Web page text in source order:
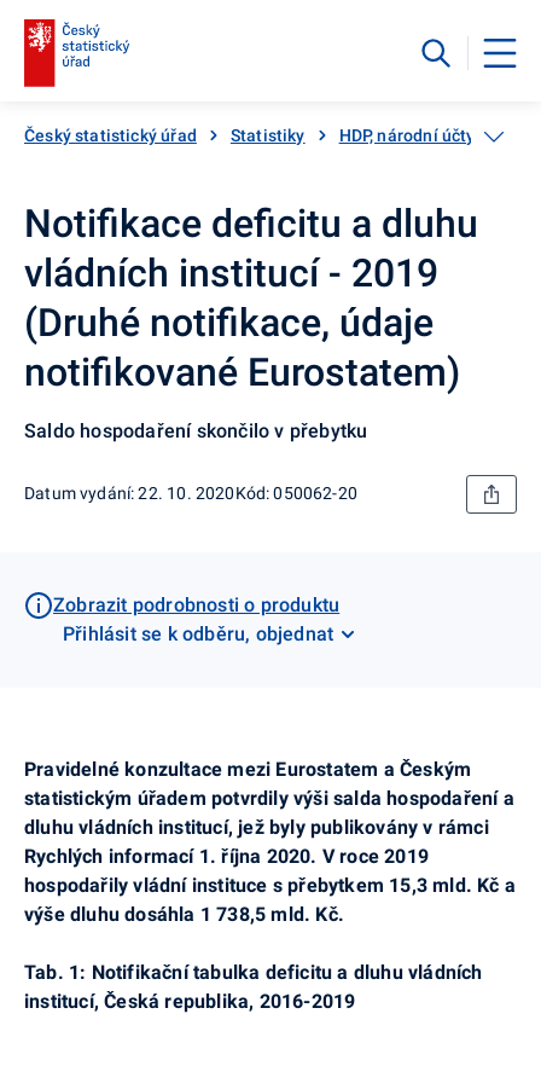
Český statistický úřad Statistiky HDP, národní účty
Notifikace deficitu a dluhu
vládních institucí - 2019
(Druhé notifikace, údaje
notifikované Eurostatem)
Saldo hospodaření skončilo v přebytku
Datum vydání: 22. 10. 2020Kód: 050062-20
Zobrazit podrobnosti o produktu
Přihlásit se k odběru, objednat
Pravidelné konzultace mezi Eurostatem a Českým
statistickým úřadem potvrdily výši salda hospodaření a
dluhu vládních institucí, jež byly publikovány v rámci
Rychlých informací 1. října 2020. V roce 2019
hospodařily vládní instituce s přebytkem 15,3 mld. Kč a
výše dluhu dosáhla 1 738,5 mld. Kč.
Tab. 1: Notifikační tabulka deficitu a dluhu vládních
institucí, Česká republika, 2016-2019